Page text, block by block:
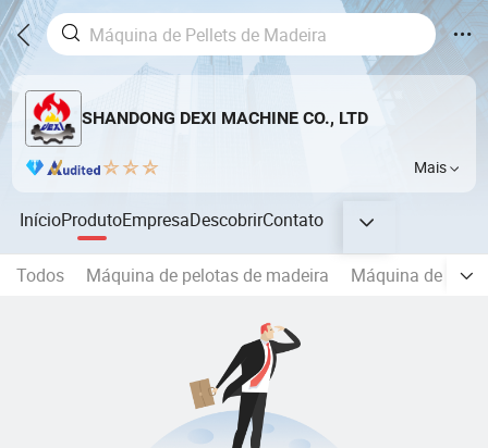
SHANDONG DEXI MACHINE CO., LTD
Mais
InícioProdutoEmpresaDescobrirContato
Todos Máquina de pelotas de madeira Máquina de